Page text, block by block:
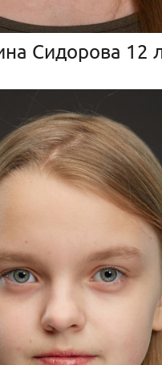
Сидорова 12